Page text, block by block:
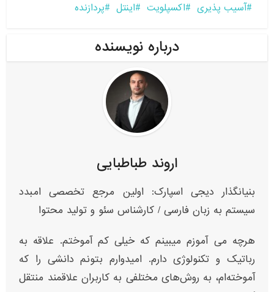
آسیب پذیری اکسپلویت اینتل پردازنده
درباره نویسنده
اروند طباطبایی
بنیانگذار دیجی اسپارک: اولین مرجع تخصصی امبدد
سیستم به زبان فارسی / کارشناس سئو و تولید محتوا
هرچه می آموزم میبینم که خیلی کم آموختم. علاقه به
رباتیک و تکنولوژی دارم. امیدوارم بتونم دانشی را که
آموخته‌ام، به روش‌های مختلفی به کاربران علاقمند منتقل